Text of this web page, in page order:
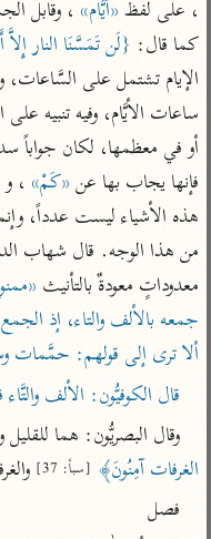
جمع الأقوال
تفسير ابن الجوزي
تفسير الماوردي
منتقاة
تفسير ابن القيم
تفسير ابن تيمية
عامّة
تفسير السمعاني
تفسير مكّي
محاسن التأويل
للقاسمي
تفسير الثعالبي
تفسير السمرقندي
أخرى
لغة
، على لفظ «أَيَّام» ، وقابل
كما قال: {لَن تَمَسَّنَا النار إِلاَّ
فإنها يجاب بها عن «كَمْ» ، و
معدوداتٍ معودةٌ بالتأنيث
ألا ترى إلى قولهم: حمَّمات
قال الكوفيُّون: الألف
وقال البصريُّون: هما للقليل
الغرفات آمِنُونَ﴾ [سبأ: 37]
فصل